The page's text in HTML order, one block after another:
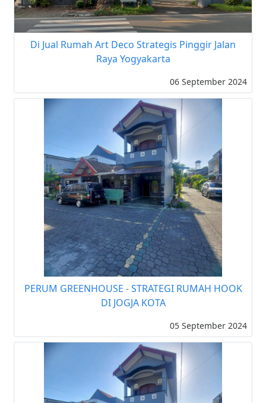
Di Jual Rumah Art Deco Strategis Pinggir Jalan
Raya Yogyakarta
06 September 2024
PERUM GREENHOUSE - STRATEGI RUMAH HOOK
DI JOGJA KOTA
05 September 2024